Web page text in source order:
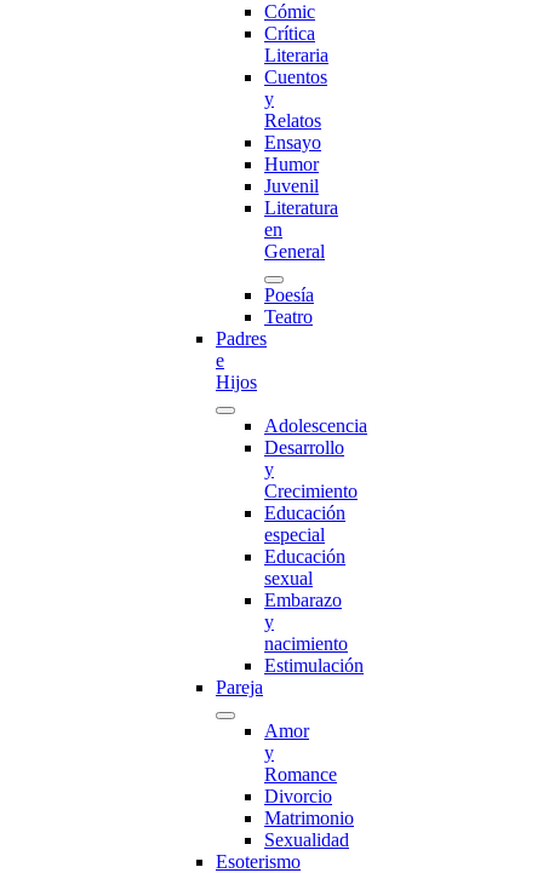
Cómic
Crítica
Literaria
Cuentos
y
Relatos
Ensayo
Humor
Juvenil
Literatura
en
General
Poesía
Teatro
Padres
e
Hijos
Adolescencia
Desarrollo
y
Crecimiento
Educación
especial
Educación
sexual
Embarazo
y
nacimiento
Estimulación
Pareja
Amor
y
Romance
Divorcio
Matrimonio
Sexualidad
Esoterismo